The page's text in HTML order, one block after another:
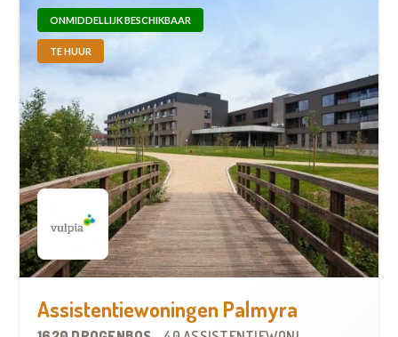
ONMIDDELLIJK BESCHIKBAAR
TE HUUR
Assistentiewoningen Palmyra